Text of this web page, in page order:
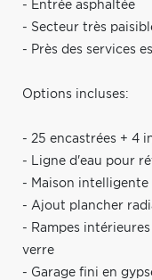
- Entrée asphaltée
- Secteur très
- Près des services
Options incluses:
- 25 encastrées + 4
- Ligne d'eau pour
- Maison
- Ajout plancher
- Rampes
verre
- Garage fini en